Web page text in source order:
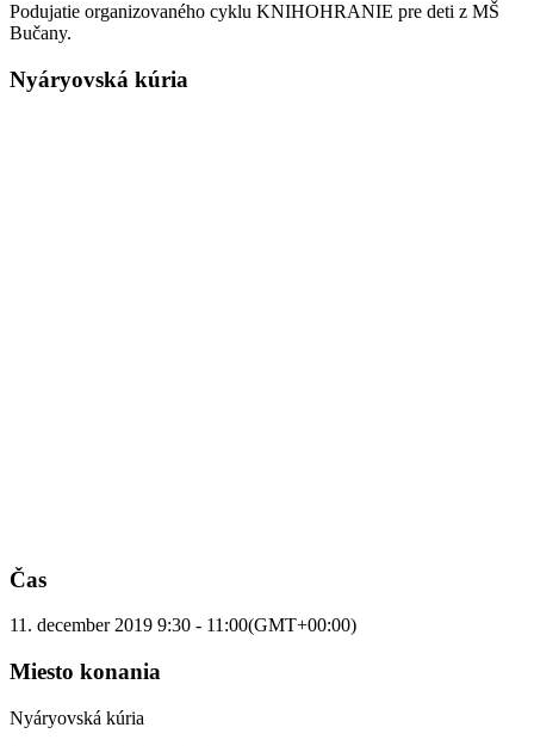
Podujatie organizovaného cyklu KNIHOHRANIE pre deti z MŠ
Bučany.
Nyáryovská kúria
Čas
11. december 2019 9:30 - 11:00(GMT+00:00)
Miesto konania
Nyáryovská kúria